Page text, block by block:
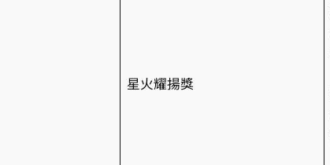
星火耀揚獎